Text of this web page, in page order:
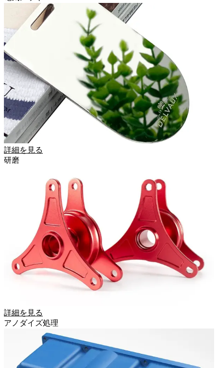
詳細を見る
研磨
詳細を見る
アノダイズ処理